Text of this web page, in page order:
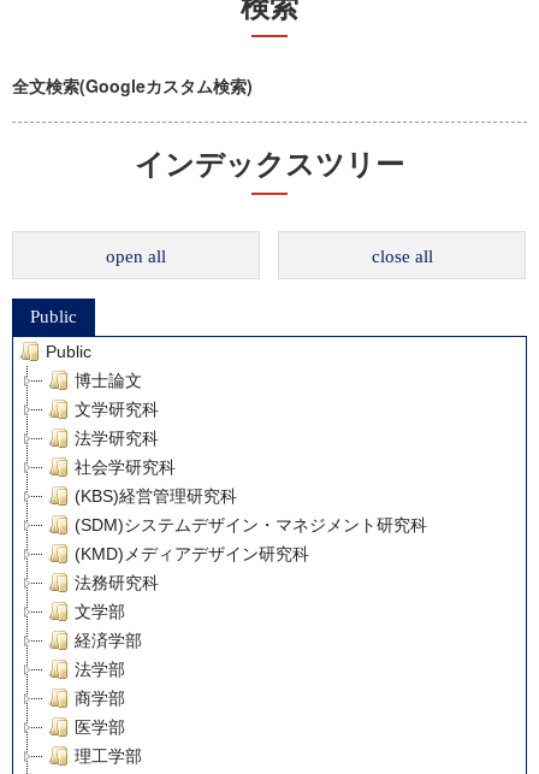
検索
全文検索(Googleカスタム検索)
インデックスツリー
open all close all
Public
Public
博士論文
文学研究科
法学研究科
社会学研究科
(KBS)経営管理研究科
(SDM)システムデザイン・マネジメント研究科
(KMD)メディアデザイン研究科
法務研究科
文学部
経済学部
法学部
商学部
医学部
理工学部